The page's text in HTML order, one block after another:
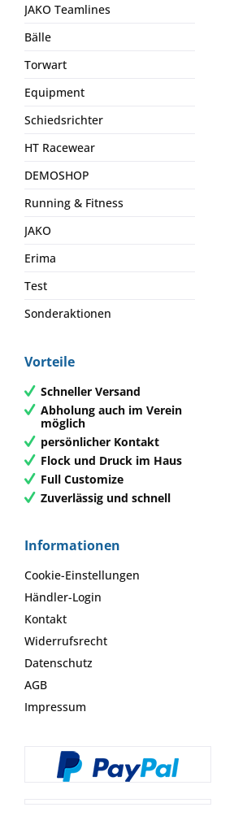
JAKO Teamlines
Bälle
Torwart
Equipment
Schiedsrichter
HT Racewear
DEMOSHOP
Running & Fitness
JAKO
Erima
Test
Sonderaktionen
Vorteile
Schneller Versand
Abholung auch im Verein
möglich
persönlicher Kontakt
Flock und Druck im Haus
Full Customize
Zuverlässig und schnell
Informationen
Cookie-Einstellungen
Händler-Login
Kontakt
Widerrufsrecht
Datenschutz
AGB
Impressum